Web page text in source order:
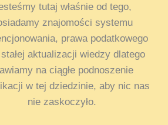
tutaj właśnie od tego,
znajomości systemu
prawa podatkowego
aktualizacji wiedzy dlatego
na ciągłe podnoszenie
w tej dziedzinie, aby nic nas
nie zaskoczyło.